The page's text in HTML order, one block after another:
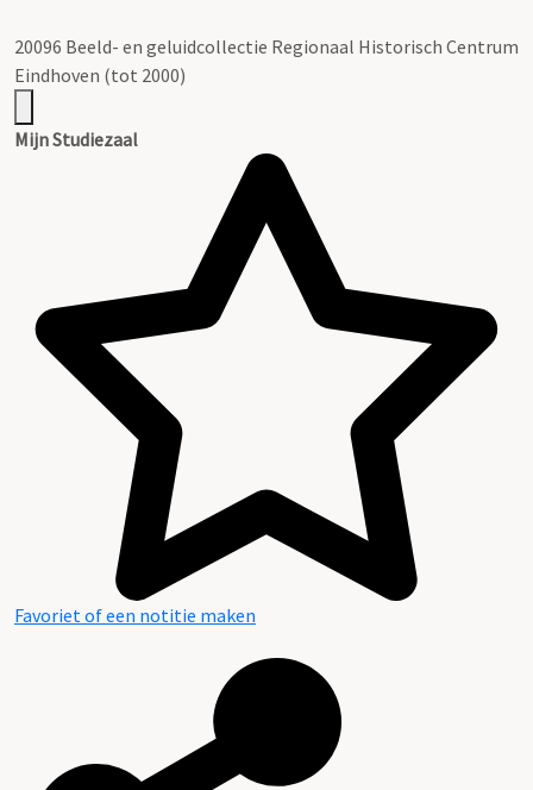
20096 Beeld- en geluidcollectie Regionaal Historisch Centrum
Eindhoven (tot 2000)
Mijn Studiezaal
Favoriet of een notitie maken